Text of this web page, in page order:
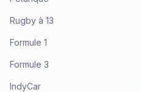
Rugby à 13
Formule 1
Formule 3
IndyCar